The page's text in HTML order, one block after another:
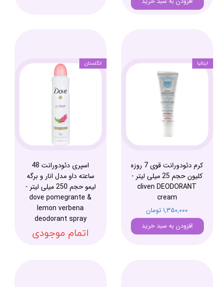
کرم دئودورانت قوی 7 روزه
کلیون حجم 25 میلی لیتر -
cliven DEODORANT
cream
۱,۳۵۰,۰۰۰ تومان
افزودن به سبد خرید
ایتالیا
اسپری دئودورانت 48
ساعته داو مدل انار و برگه
لیمو حجم 250 میلی لیتر -
dove pomegrante &
lemon verbena
deodorant spray
اتمام موجودی
انگلستان